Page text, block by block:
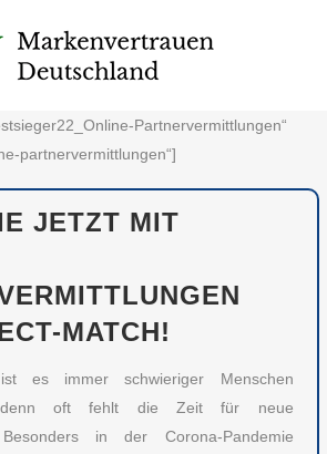
Partnervermittlungen“
partnervermittlungen“]
JETZT MIT
MATCH!
es immer schwieriger Menschen
denn oft fehlt die Zeit für neue
Besonders in der Corona-Pandemie